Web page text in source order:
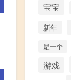
宝宝
新年
是一个
游戏